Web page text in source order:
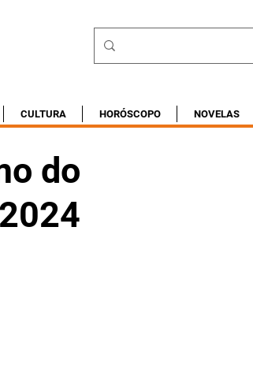
CULTURA HORÓSCOPO NOVELAS
do